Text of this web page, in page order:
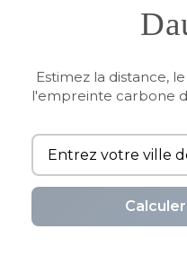
Estimez la distance,
l'empreinte carbone